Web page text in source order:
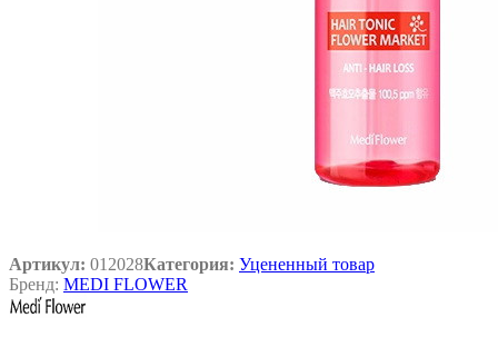
Артикул: 012028Категория: Уцененный товар
Бренд: MEDI FLOWER